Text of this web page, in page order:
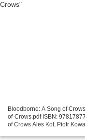
Bloodborne: A Song of
of-Crows.pdf ISBN:
of Crows Ales Kot, Piotr